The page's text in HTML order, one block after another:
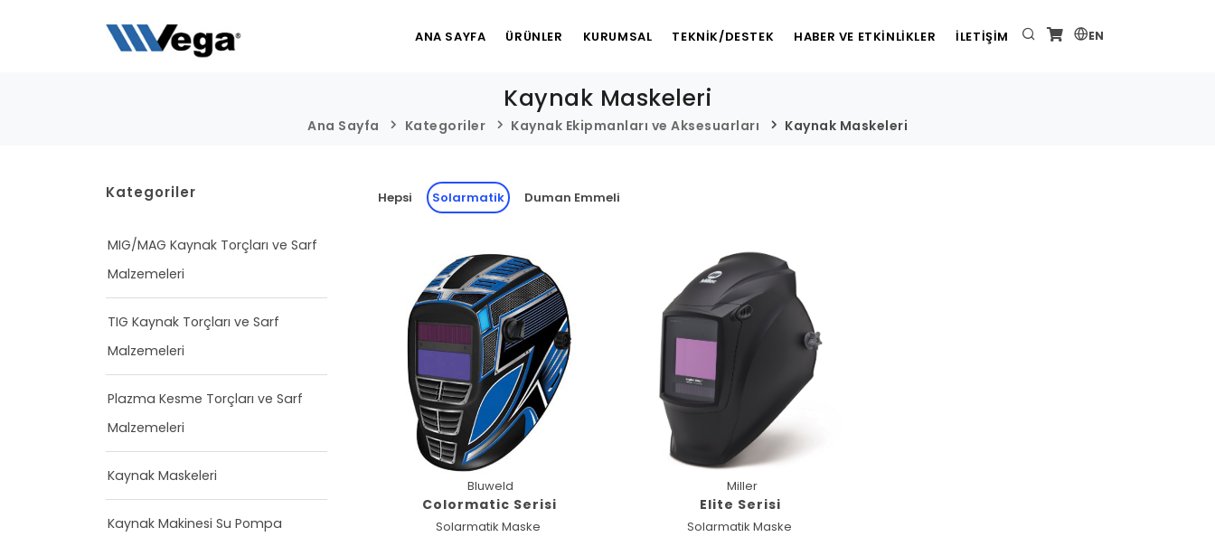
EN
ANA SAYFA ÜRÜNLER KURUMSAL TEKNİK/DESTEK HABER VE ETKİNLİKLER İLETİŞİM
Kaynak Maskeleri
Ana Sayfa Kategoriler Kaynak Ekipmanları ve Aksesuarları Kaynak Maskeleri
Hepsi Solarmatik Duman Emmeli
Bluweld
Colormatic Serisi
Solarmatik Maske
Miller
Elite Serisi
Solarmatik Maske
Kategoriler
MIG/MAG Kaynak Torçları ve Sarf
Malzemeleri
TIG Kaynak Torçları ve Sarf
Malzemeleri
Plazma Kesme Torçları ve Sarf
Malzemeleri
Kaynak Maskeleri
Kaynak Makinesi Su Pompa